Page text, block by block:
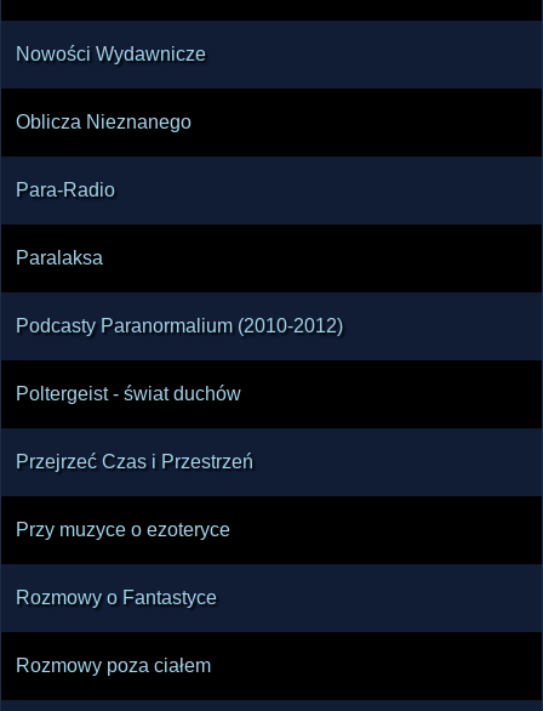
Nowości Wydawnicze
Oblicza Nieznanego
Para-Radio
Paralaksa
Podcasty Paranormalium (2010-2012)
Poltergeist - świat duchów
Przejrzeć Czas i Przestrzeń
Przy muzyce o ezoteryce
Rozmowy o Fantastyce
Rozmowy poza ciałem